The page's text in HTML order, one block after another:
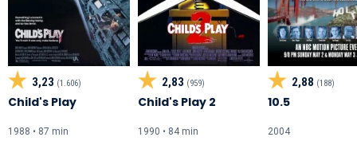
3,23 (1.606)
Child's Play
1988 • 87 min
2,83 (959)
Child's Play 2
1990 • 84 min
2,88 (188)
10.5
2004